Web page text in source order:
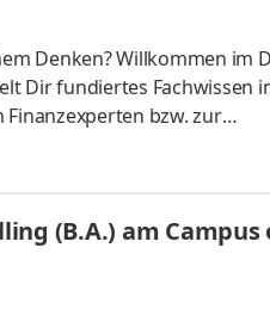
Denken? Willkommen im
Dir fundiertes Fachwissen
bzw. zur
vor Ort oder ganz flexibel
Du kannst Dein
Bachelorstudium
(B.A.) am